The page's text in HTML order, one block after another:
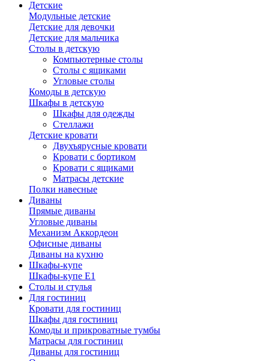
Детские
Модульные детские
Детские для девочки
Детские для мальчика
Столы в детскую
Компьютерные столы
Столы с ящиками
Угловые столы
Комоды в детскую
Шкафы в детскую
Шкафы для одежды
Стеллажи
Детские кровати
Двухъярусные кровати
Кровати с бортиком
Кровати с ящиками
Матрасы детские
Полки навесные
Диваны
Прямые диваны
Угловые диваны
Механизм Аккордеон
Офисные диваны
Диваны на кухню
Шкафы-купе
Шкафы-купе Е1
Столы и стулья
Для гостиниц
Кровати для гостиниц
Шкафы для гостиниц
Комоды и прикроватные тумбы
Матрасы для гостиниц
Диваны для гостиниц